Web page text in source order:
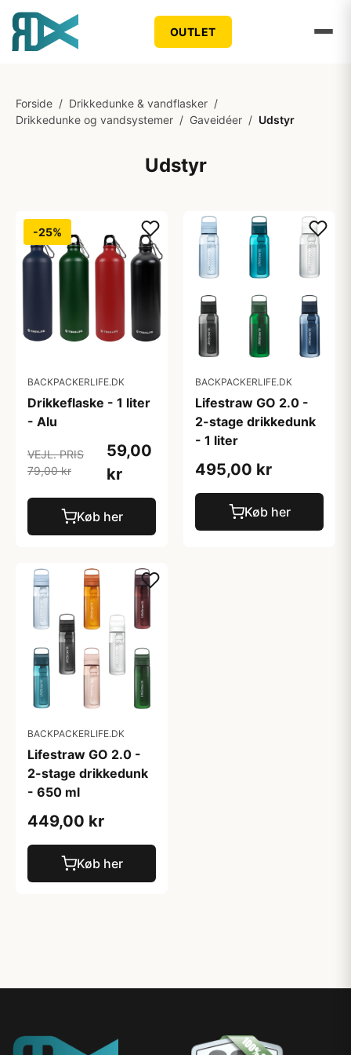
OUTLET
Forside / Drikkedunke & vandflasker /
Drikkedunke og vandsystemer / Gaveidéer / Udstyr
Udstyr
-25%
BACKPACKERLIFE.DK
Drikkeflaske - 1 liter
- Alu
VEJL. PRIS
79,00 kr
59,00
kr
Køb her
BACKPACKERLIFE.DK
Lifestraw GO 2.0 -
2-stage drikkedunk
- 1 liter
495,00 kr
Køb her
BACKPACKERLIFE.DK
Lifestraw GO 2.0 -
2-stage drikkedunk
- 650 ml
449,00 kr
Køb her